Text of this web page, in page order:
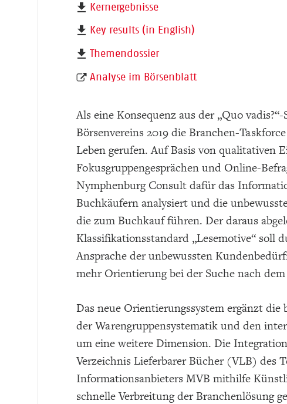
Kernergebnisse
Key results (in English)
Themendossier
Analyse im Börsenblatt
Als eine Konsequenz aus der „Quo
Börsenvereins 2019 die Branchen-
Leben gerufen. Auf Basis von qualitativen
Fokusgruppengesprächen und Online-
Nymphenburg Consult dafür das
Buchkäufern analysiert und die
die zum Buchkauf führen. Der daraus
Klassifikationsstandard „Lesemotive“ soll
Ansprache der unbewussten
mehr Orientierung bei der Suche nach
Das neue Orientierungssystem ergänzt
der Warengruppensystematik und den
um eine weitere Dimension. Die
Verzeichnis Lieferbarer Bücher (VLB) des
Informationsanbieters MVB mithilfe
schnelle Verbreitung der Branchenlösung